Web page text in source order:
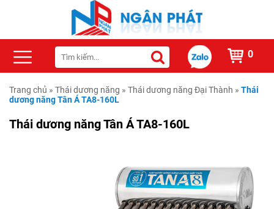
0
Trang chủ » Thái dương năng » Thái dương năng Đại Thành » Thái
dương năng Tân Á TA8-160L
Thái dương năng Tân Á TA8-160L